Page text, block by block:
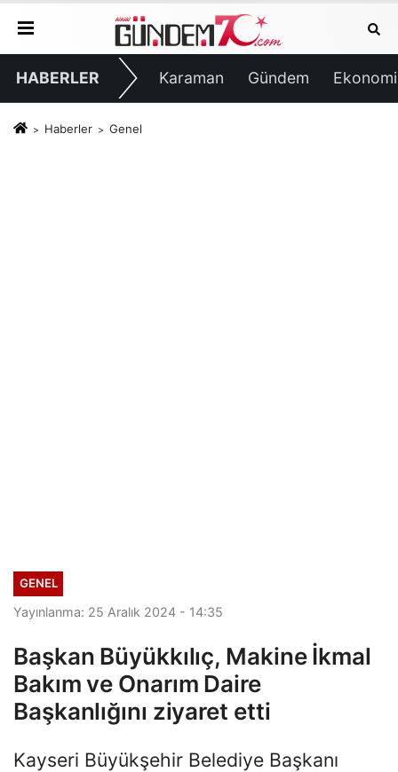
HABERLER Karaman Gündem Ekonomi
Haberler Genel
GENEL
Yayınlanma: 25 Aralık 2024 - 14:35
Başkan Büyükkılıç, Makine İkmal
Bakım ve Onarım Daire
Başkanlığını ziyaret etti
Kayseri Büyükşehir Belediye Başkanı